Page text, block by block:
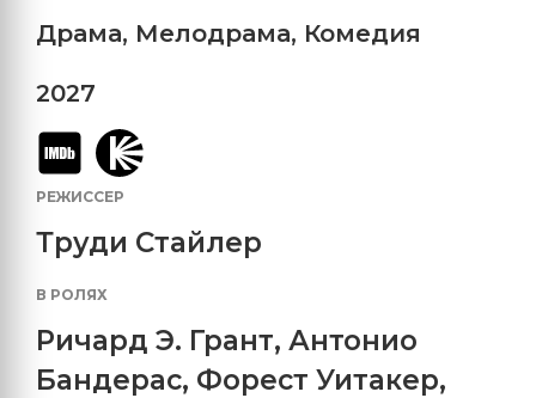
Драма, Мелодрама, Комедия
2027
РЕЖИССЕР
Труди Стайлер
В РОЛЯХ
Ричард Э. Грант, Антонио
Бандерас, Форест Уитакер,